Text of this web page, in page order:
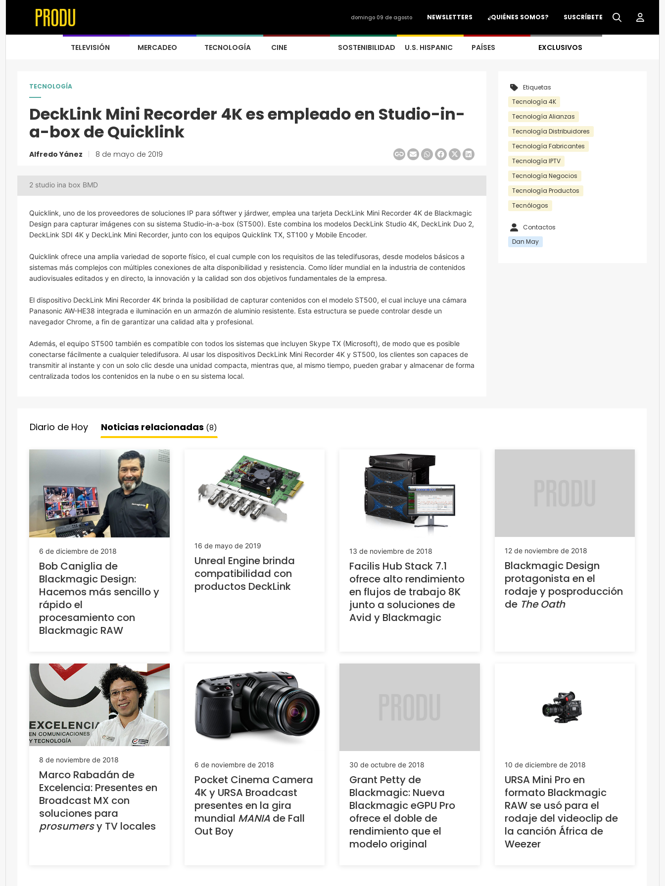
SUSCRÍBETE
¿QUIÉNES SOMOS?
NEWSLETTERS
domingo 09 de agosto
TELEVISIÓN MERCADEO TECNOLOGÍA CINE SOSTENIBILIDAD U.S. HISPANIC PAÍSES EXCLUSIVOS
TECNOLOGÍA
DeckLink Mini Recorder 4K es empleado en Studio-in-
a-box de Quicklink
Alfredo Yánez 8 de mayo de 2019
2 studio ina box BMD
Quicklink, uno de los proveedores de soluciones IP para sóftwer y járdwer, emplea una tarjeta DeckLink Mini Recorder 4K de Blackmagic
Design para capturar imágenes con su sistema Studio-in-a-box (ST500). Este combina los modelos DeckLink Studio 4K, DeckLink Duo 2,
DeckLink SDI 4K y DeckLink Mini Recorder, junto con los equipos Quicklink TX, ST100 y Mobile Encoder.
Quicklink ofrece una amplia variedad de soporte físico, el cual cumple con los requisitos de las teledifusoras, desde modelos básicos a
sistemas más complejos con múltiples conexiones de alta disponibilidad y resistencia. Como líder mundial en la industria de contenidos
audiovisuales editados y en directo, la innovación y la calidad son dos objetivos fundamentales de la empresa.
El dispositivo DeckLink Mini Recorder 4K brinda la posibilidad de capturar contenidos con el modelo ST500, el cual incluye una cámara
Panasonic AW-HE38 integrada e iluminación en un armazón de aluminio resistente. Esta estructura se puede controlar desde un
navegador Chrome, a fin de garantizar una calidad alta y profesional.
Además, el equipo ST500 también es compatible con todos los sistemas que incluyen Skype TX (Microsoft), de modo que es posible
conectarse fácilmente a cualquier teledifusora. Al usar los dispositivos DeckLink Mini Recorder 4K y ST500, los clientes son capaces de
transmitir al instante y con un solo clic desde una unidad compacta, mientras que, al mismo tiempo, pueden grabar y almacenar de forma
centralizada todos los contenidos en la nube o en su sistema local.
Etiquetas
Tecnología 4K
Tecnología Alianzas
Tecnología Distribuidores
Tecnología Fabricantes
Tecnología IPTV
Tecnología Negocios
Tecnología Productos
Tecnólogos
Contactos
Dan May
Diario de Hoy Noticias relacionadas (8)
6 de diciembre de 2018
Bob Caniglia de
Blackmagic Design:
Hacemos más sencillo y
rápido el
procesamiento con
Blackmagic RAW
16 de mayo de 2019
Unreal Engine brinda
compatibilidad con
productos DeckLink
13 de noviembre de 2018
Facilis Hub Stack 7.1
ofrece alto rendimiento
en flujos de trabajo 8K
junto a soluciones de
Avid y Blackmagic
12 de noviembre de 2018
Blackmagic Design
protagonista en el
rodaje y posproducción
de The Oath
8 de noviembre de 2018
Marco Rabadán de
Excelencia: Presentes en
Broadcast MX con
soluciones para
prosumersy TV locales
6 de noviembre de 2018
Pocket Cinema Camera
4K y URSA Broadcast
presentes en la gira
mundial MANIA de Fall
Out Boy
30 de octubre de 2018
Grant Petty de
Blackmagic: Nueva
Blackmagic eGPU Pro
ofrece el doble de
rendimiento que el
modelo original
10 de diciembre de 2018
URSA Mini Pro en
formato Blackmagic
RAW se usó para el
rodaje del videoclip de
la canción África de
Weezer